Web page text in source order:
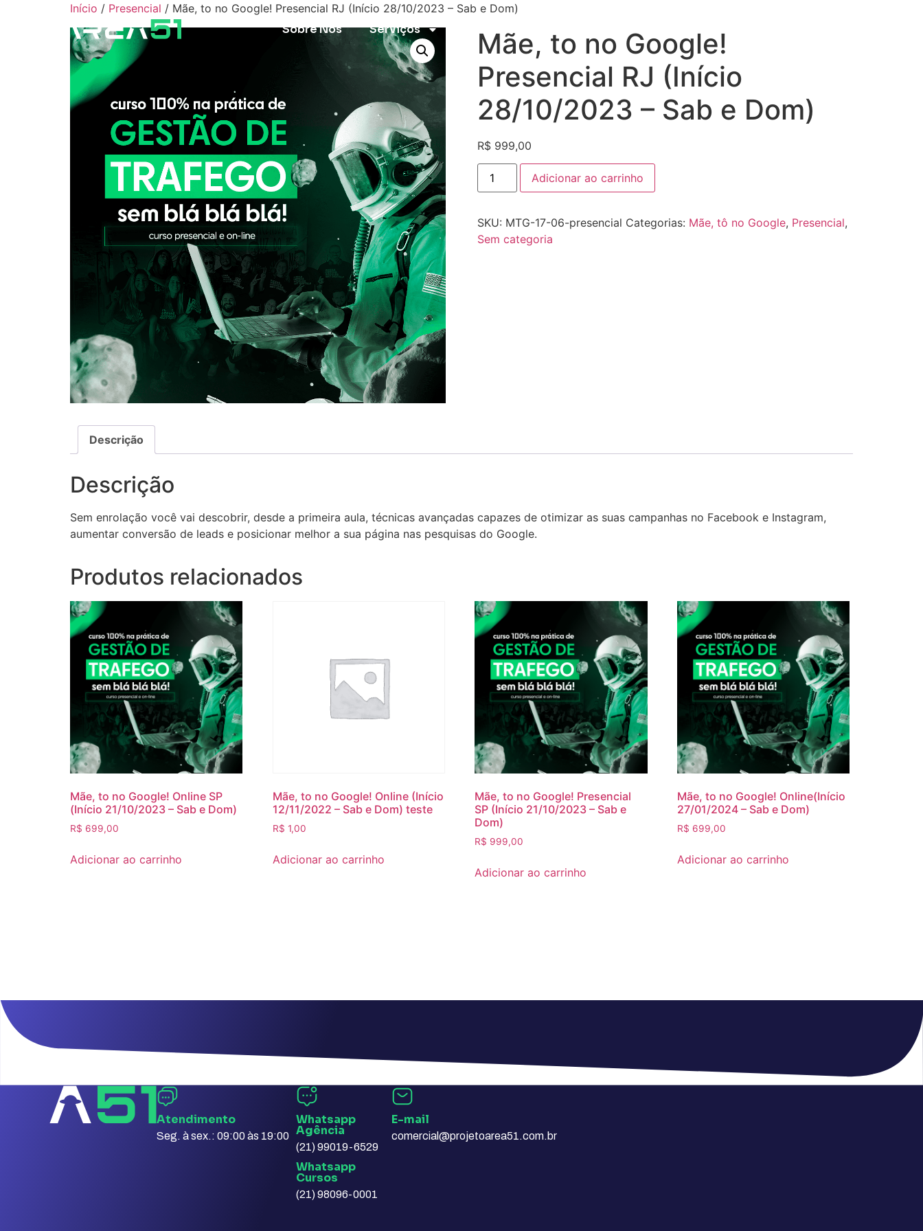
Sobre Nós Serviços
Início / Presencial / Mãe, to no Google! Presencial RJ (Início 28/10/2023 – Sab e Dom)
Mãe, to no Google!
Presencial RJ (Início
28/10/2023 – Sab e Dom)
R$999,00
Adicionar ao carrinho
SKU: MTG-17-06-presencial Categorias: Mãe, tô no Google, Presencial,
Sem categoria
Descrição
Descrição
Sem enrolação você vai descobrir, desde a primeira aula, técnicas avançadas capazes de otimizar as suas campanhas no Facebook e Instagram,
aumentar conversão de leads e posicionar melhor a sua página nas pesquisas do Google.​
Produtos relacionados
Mãe, to no Google! Online SP
(Início 21/10/2023 – Sab e Dom)
R$ 699,00
Adicionar ao carrinho
Mãe, to no Google! Online (Início
12/11/2022 – Sab e Dom) teste
R$ 1,00
Adicionar ao carrinho
Mãe, to no Google! Presencial
SP (Início 21/10/2023 – Sab e
Dom)
R$ 999,00
Adicionar ao carrinho
Mãe, to no Google! Online(Início
27/01/2024 – Sab e Dom)
R$ 699,00
Adicionar ao carrinho
Atendimento
Seg. à sex.: 09:00 às 19:00
Whatsapp
Agência​
(21) 99019-6529
Whatsapp
Cursos​
(21) 98096-0001
E-mail​
comercial@projetoarea51.com.br